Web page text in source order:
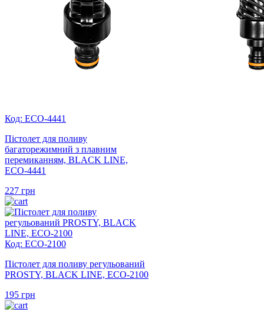
Код: ECO-4441
Пістолет для поливу
багаторежимний з плавним
перемиканням, BLACK LINE,
ECO-4441
227 грн
Код: ECO-2100
Пістолет для поливу регульований
PROSTY, BLACK LINE, ECO-2100
195 грн